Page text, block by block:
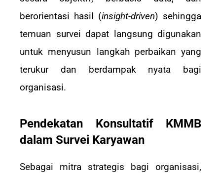
berorientasi hasil (insight-driven) sehingga
temuan survei dapat langsung digunakan
untuk menyusun langkah perbaikan yang
terukur dan berdampak nyata bagi
organisasi.
Pendekatan Konsultatif KMMB
dalam Survei Karyawan
Sebagai mitra strategis bagi organisasi,